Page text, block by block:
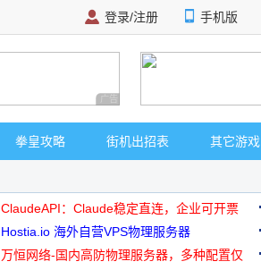
登录/注册 手机版
广告 商业广告，理性选择
拳皇攻略 街机出招表 其它游戏
ClaudeAPI：Claude稳定直连，企业可开票
Hostia.io 海外自营VPS物理服务器
万恒网络-国内高防物理服务器，多种配置仅